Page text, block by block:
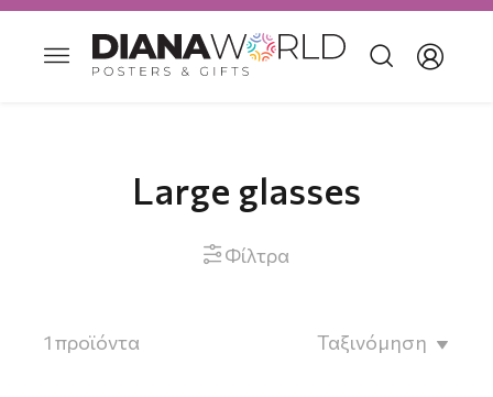
Large glasses
 Φίλτρα
1προϊόντα Ταξινόμηση